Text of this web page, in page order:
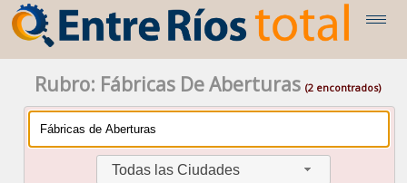
Rubro: Fábricas De Aberturas (2 encontrados)
Todas las Ciudades